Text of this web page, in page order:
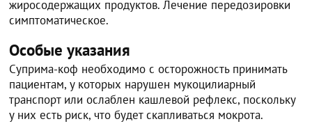
жиросодержащих продуктов. Лечение передозировки
симптоматическое.
Особые указания
Суприма-коф необходимо с осторожность принимать
пациентам, у которых нарушен мукоцилиарный
транспорт или ослаблен кашлевой рефлекс, поскольку
у них есть риск, что будет скапливаться мокрота.